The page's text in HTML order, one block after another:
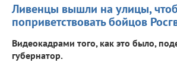
Ливенцы вышли на улицы,
поприветствовать бойцов
Видеокадрами того, как это было,
губернатор.